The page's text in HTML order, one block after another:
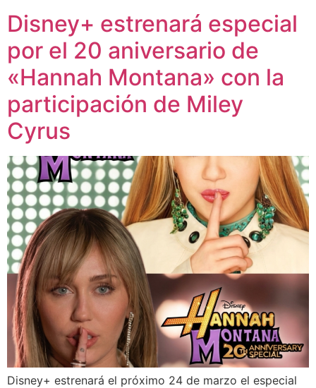
Disney+ estrenará especial
por el 20 aniversario de
«Hannah Montana» con la
participación de Miley
Cyrus
Disney+ estrenará el próximo 24 de marzo el especial